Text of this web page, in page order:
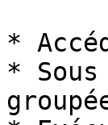
*
*